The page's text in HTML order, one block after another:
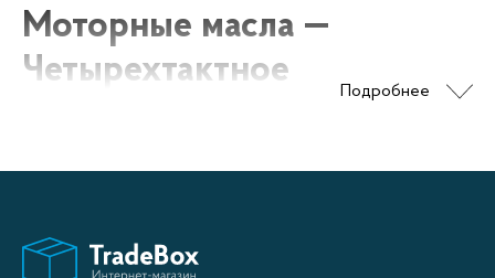
Подробнее
Моторные масла —
Четырехтактное
разрабатываются специально для использования в
лодочных моторах и других технических